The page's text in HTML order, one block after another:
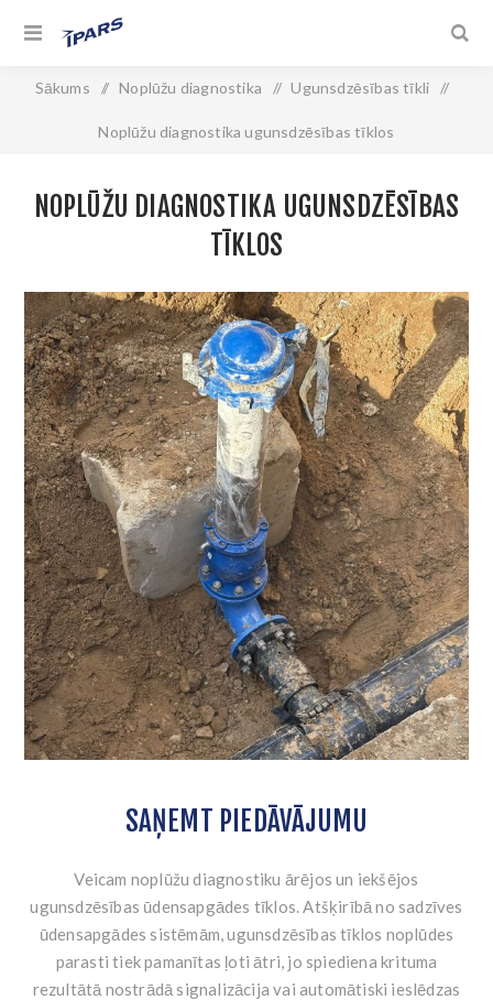
Sākums / Noplūžu diagnostika / Ugunsdzēsības tīkli /
Noplūžu diagnostika ugunsdzēsības tīklos
NOPLŪŽU DIAGNOSTIKA UGUNSDZĒSĪBAS
TĪKLOS
SAŅEMT PIEDĀVĀJUMU
Veicam noplūžu diagnostiku ārējos un iekšējos
ugunsdzēsības ūdensapgādes tīklos. Atšķirībā no sadzīves
ūdensapgādes sistēmām, ugunsdzēsības tīklos noplūdes
parasti tiek pamanītas ļoti ātri, jo spiediena krituma
rezultātā nostrādā signalizācija vai automātiski ieslēdzas